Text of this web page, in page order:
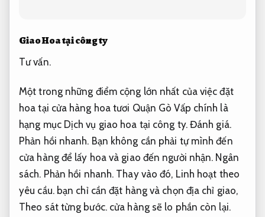
Giao Hoa tại công ty
Tư vấn.
Một trong những điểm cộng lớn nhất của việc đặt
hoa tại cửa hàng hoa tươi Quận Gò Vấp chính là
hạng mục Dịch vụ giao hoa tại công ty. Đánh giá.
Phản hồi nhanh. Bạn không cần phải tự mình đến
cửa hàng để lấy hoa và giao đến người nhận. Ngân
sách. Phản hồi nhanh. Thay vào đó, Linh hoạt theo
yêu cầu.bạn chỉ cần đặt hàng và chọn địa chỉ giao,
Theo sát từng bước.cửa hàng sẽ lo phần còn lại.